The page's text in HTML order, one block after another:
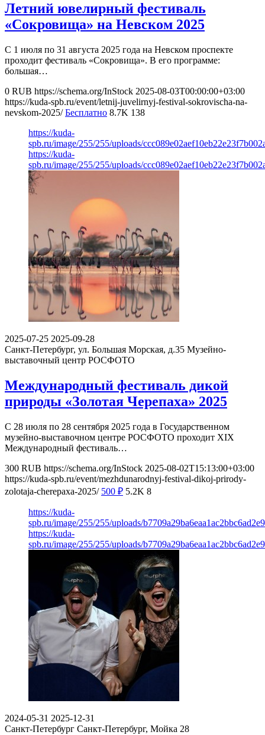
Летний ювелирный фестиваль
«Сокровища» на Невском 2025
С 1 июля по 31 августа 2025 года на Невском проспекте
проходит фестиваль «Сокровища». В его программе:
большая…
0 RUB https://schema.org/InStock 2025-08-03T00:00:00+03:00
https://kuda-spb.ru/event/letnij-juvelirnyj-festival-sokrovischa-na-
nevskom-2025/ Бесплатно 8.7K 138
https://kuda-
spb.ru/image/255/255/uploads/
https://kuda-
spb.ru/image/255/255/uploads/
2025-07-25 2025-09-28
Санкт-Петербург, ул. Большая Морская, д.35 Музейно-
выставочный центр РОСФОТО
Международный фестиваль дикой
природы «Золотая Черепаха» 2025
С 28 июля по 28 сентября 2025 года в Государственном
музейно-выставочном центре РОСФОТО проходит XIX
Международный фестиваль…
300 RUB https://schema.org/InStock 2025-08-02T15:13:00+03:00
https://kuda-spb.ru/event/mezhdunarodnyj-festival-dikoj-prirody-
zolotaja-cherepaxa-2025/ 500 ₽ 5.2K 8
https://kuda-
spb.ru/image/255/255/uploads/
https://kuda-
spb.ru/image/255/255/uploads/
2024-05-31 2025-12-31
Санкт-Петербург Санкт-Петербург, Мойка 28